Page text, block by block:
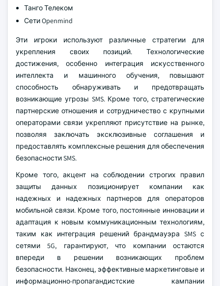
Танго Телеком
Сети Openmind
Эти игроки используют различные стратегии для
укрепления своих позиций. Технологические
достижения, особенно интеграция искусственного
интеллекта и машинного обучения, повышают
способность обнаруживать и предотвращать
возникающие угрозы SMS. Кроме того, стратегические
партнерские отношения и сотрудничество с крупными
операторами связи укрепляют присутствие на рынке,
позволяя заключать эксклюзивные соглашения и
предоставлять комплексные решения для обеспечения
безопасности SMS.
Кроме того, акцент на соблюдении строгих правил
защиты данных позиционирует компании как
надежных и надежных партнеров для операторов
мобильной связи. Кроме того, постоянные инновации и
адаптация к новым коммуникационным технологиям,
таким как интеграция решений брандмауэра SMS с
сетями 5G, гарантируют, что компании остаются
впереди в решении возникающих проблем
безопасности. Наконец, эффективные маркетинговые и
информационно-пропагандистские кампании